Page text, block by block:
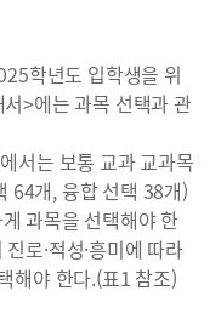
학년도 입학생을 위
>에는 과목 선택과 관
서는 보통 교과 교과목
64개, 융합 선택 38개)
과목을 선택해야 한
로·적성·흥미에 따라
해야 한다.(표1 참조)